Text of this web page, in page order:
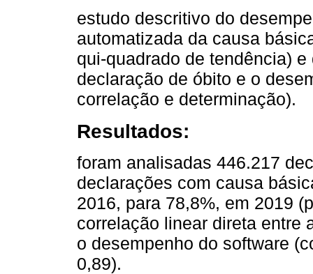
estudo descritivo do
automatizada da causa
qui-quadrado de tendência)
declaração de óbito e o
correlação e determinação).
Resultados:
foram analisadas 446.217
declarações com causa
2016, para 78,8%, em 2019
correlação linear direta entre
o desempenho do software
0,89).